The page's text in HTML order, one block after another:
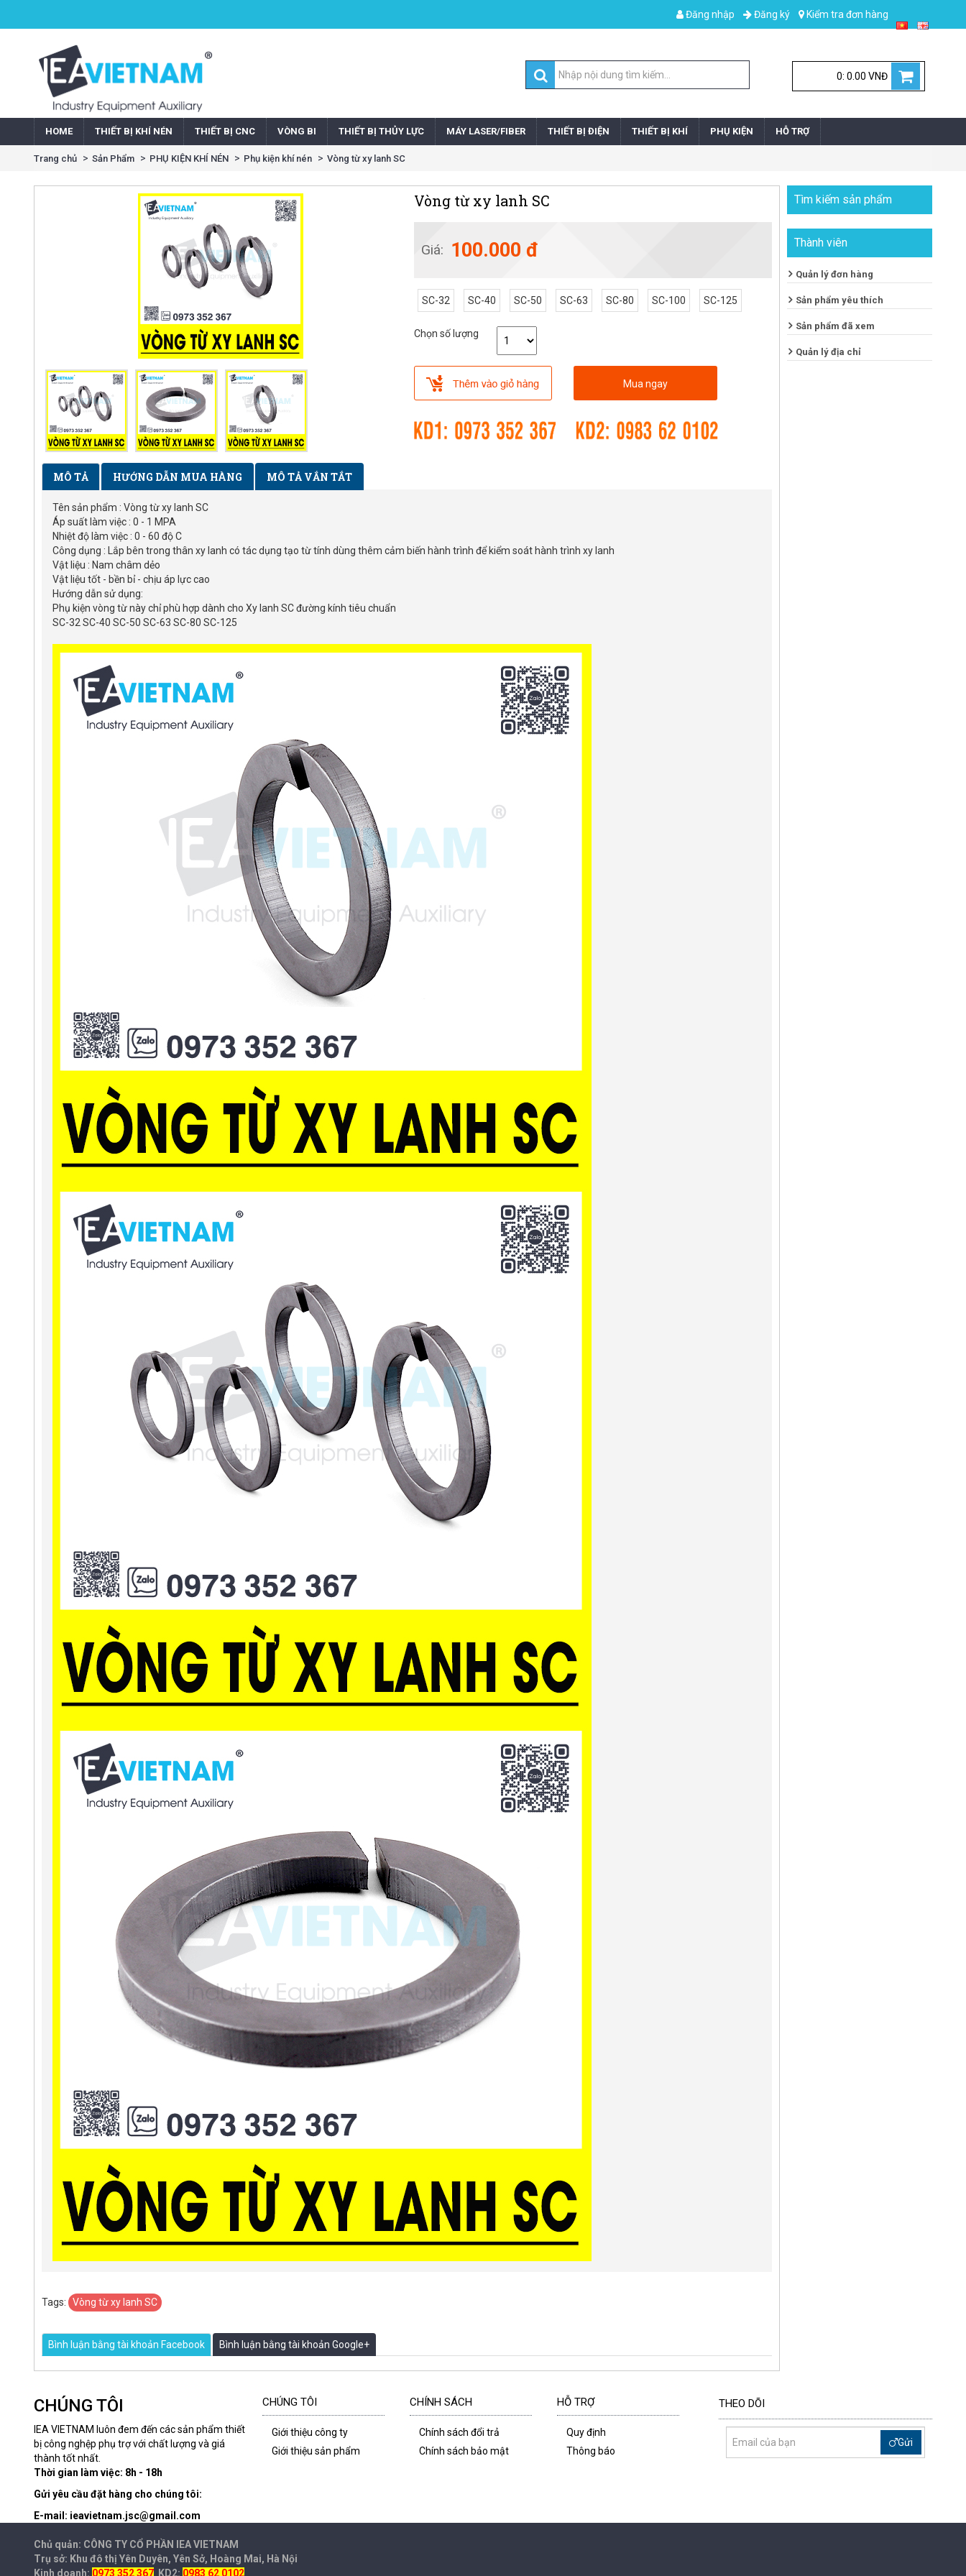
Kiểm tra đơn hàng
Đăng ký
Đăng nhập
0: 0.00 VNĐ
HOME THIẾT BỊ KHÍ NÉN THIẾT BỊ CNC VÒNG BI THIẾT BỊ THỦY LỰC MÁY LASER/FIBER THIẾT BỊ ĐIỆN THIẾT BỊ KHÍ PHỤ KIỆN HỖ TRỢ
Trang chủ Sản Phẩm PHỤ KIỆN KHÍ NÉN Phụ kiện khí nén Vòng từ xy lanh SC
Vòng từ xy lanh SC
Giá: 100.000 đ
SC-32 SC-40 SC-50 SC-63 SC-80 SC-100 SC-125
Chọn số lượng
Mua ngay
MÔ TẢ HƯỚNG DẪN MUA HÀNG MÔ TẢ VẮN TẮT
Tên sản phẩm : Vòng từ xy lanh SC
Áp suất làm việc : 0 - 1 MPA
Nhiệt độ làm việc : 0 - 60 độ C
Công dụng : Lắp bên trong thân xy lanh có tác dụng tạo từ tính dùng thêm cảm biến hành trình để kiểm soát hành trình xy lanh
Vật liệu : Nam châm dẻo
Vật liệu tốt - bền bỉ - chịu áp lực cao
Hướng dẫn sử dụng:
Phụ kiện vòng từ này chỉ phù hợp dành cho Xy lanh SC đường kính tiêu chuẩn
SC-32 SC-40 SC-50 SC-63 SC-80 SC-125
Tags: Vòng từ xy lanh SC
Bình luận bằng tài khoản Facebook Bình luận bằng tài khoản Google+
Tìm kiếm sản phẩm
Thành viên
Quản lý đơn hàng
Sản phẩm yêu thích
Sản phẩm đã xem
Quản lý địa chỉ
CHÚNG TÔI
IEA VIETNAM luôn đem đến các sản phẩm thiết
bị công nghệp phụ trợ với chất lượng và giá
thành tốt nhất.
Thời gian làm việc: 8h - 18h
Gửi yêu cầu đặt hàng cho chúng tôi:
E-mail: ieavietnam.jsc@gmail.com
CHÚNG TÔI
Giới thiệu công ty
Giới thiệu sản phẩm
CHÍNH SÁCH
Chính sách đổi trả
Chính sách bảo mật
HỖ TRỢ
Quy định
Thông báo
THEO DÕI
Gửi
Chủ quản: CÔNG TY CỔ PHẦN IEAVIETNAM
Trụ sở: Khu đô thị Yên Duyên, Yên Sở, Hoàng Mai, Hà Nội
Kinh doanh: 0973 352 367 KD2: 0983 62 0102